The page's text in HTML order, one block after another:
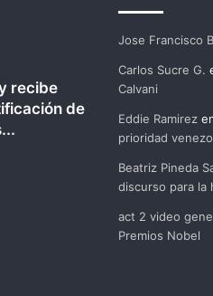
recibe
de
Jose Francisco
Carlos Sucre G.
Calvani
Eddie Ramirez
prioridad
Beatriz Pineda
discurso para la
act 2 video
Premios Nobel